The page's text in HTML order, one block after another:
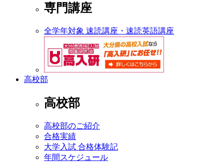
専門講座
全学年対象 速読講座・速読英語講座
高校部
高校部
高校部のご紹介
合格実績
大学入試 合格体験記
年間スケジュール